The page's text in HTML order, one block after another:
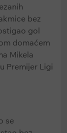
bez
gol
domaćem
Mikela
Premijer Ligi
se